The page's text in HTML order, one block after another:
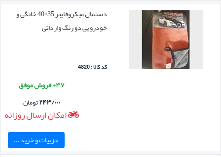
دستمال میکروفایبر 35*40 خانگی و
خودرو یی دو رنگ وارداتی
کد کالا : 4820
۴۷+ فروش موفق
۲۴۳/۰۰۰تومان
امکان ارسال روزانه
جزییات و خرید ...